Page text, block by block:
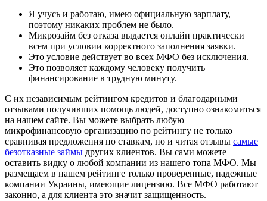
Я учусь и работаю, имею официальную зарплату,
поэтому никаких проблем не было.
Микрозайм без отказа выдается онлайн практически
всем при условии корректного заполнения заявки.
Это условие действует во всех МФО без исключения.
Это позволяет каждому человеку получить
финансирование в трудную минуту.
С их независимым рейтингом кредитов и благодарными
отзывами получивших помощь людей, доступно ознакомиться
на нашем сайте. Вы можете выбрать любую
микрофинансовую организацию по рейтингу не только
сравнивая предложения по ставкам, но и читая отзывы самые
безотказные займы других клиентов. Вы сами можете
оставить видку о любой компании из нашего топа МФО. Мы
размещаем в нашем рейтинге только проверенные, надежные
компании Украины, имеющие лицензию. Все МФО работают
законно, а для клиента это значит защищенность.